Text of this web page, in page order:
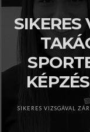
SIKERES
SIKERES VIZSGÁVAL